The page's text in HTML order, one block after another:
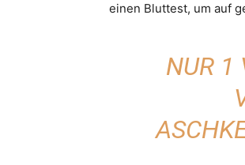
einen Bluttest, um auf
NUR 1